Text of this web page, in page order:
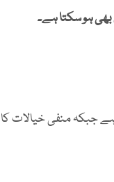
ہو سکتا ہے۔
جبکہ منفی خیالات کا